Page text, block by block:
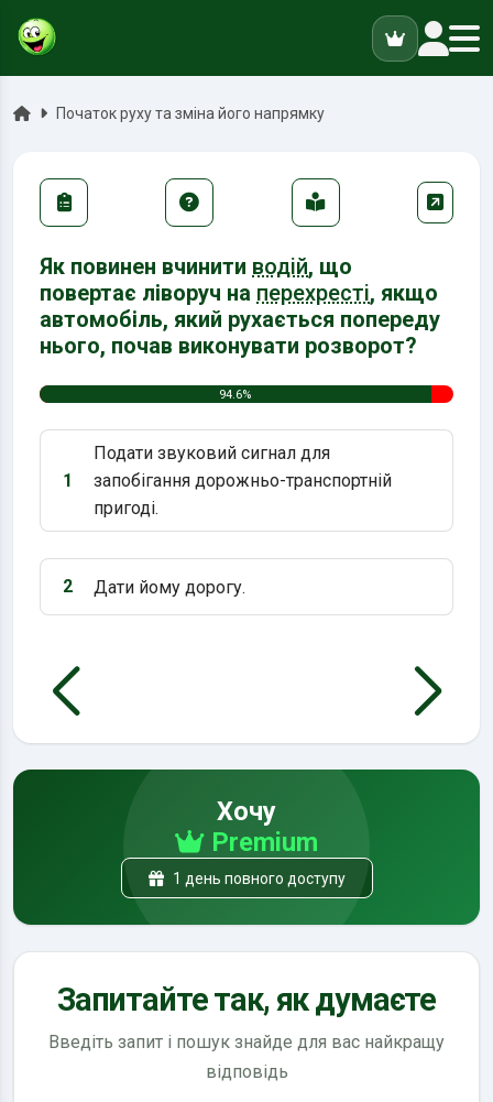
ГоловнаПочаток руху та зміна його напрямку
Як повинен вчинити водій, що
повертає ліворуч на перехресті, якщо
автомобіль, який рухається попереду
нього, почав виконувати розворот?
94.6%
Варіант 1:
1
Подати звуковий сигнал для
запобігання дорожньо-транспортній
пригоді.
Варіант 2:
2 Дати йому дорогу.
Хочу
Premium
1 день повного доступу
Запитайте так, як думаєте
Введіть запит і пошук знайде для вас найкращу
відповідь